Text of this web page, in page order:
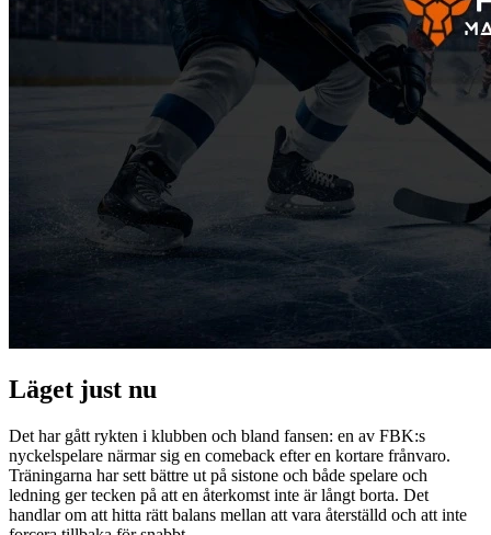
Läget just nu
Det har gått rykten i klubben och bland fansen: en av FBK:s
nyckelspelare närmar sig en comeback efter en kortare frånvaro.
Träningarna har sett bättre ut på sistone och både spelare och
ledning ger tecken på att en återkomst inte är långt borta. Det
handlar om att hitta rätt balans mellan att vara återställd och att inte